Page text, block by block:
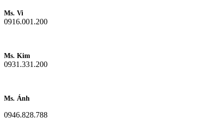
Ms. Vi
0916.001.200
Ms. Kim
0931.331.200
Ms. Ánh
0946.828.788